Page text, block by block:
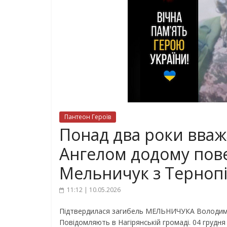
Пантеон Героїв
Понад два роки
Ангелом додому
Мельничук з
11:12 | 10.05.2026
Підтвердилася загибель МЕЛЬНИЧУКА
Повідомляють в Нагірянській громаді. 04